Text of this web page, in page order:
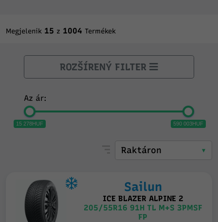
Megjelenik 15 z 1004 Termékek
ROZŠÍRENÝ FILTER
Az ár:
15 278HUF 590 003HUF
Sailun
ICE BLAZER ALPINE 2
205/55R16 91H TL M+S 3PMSF
FP